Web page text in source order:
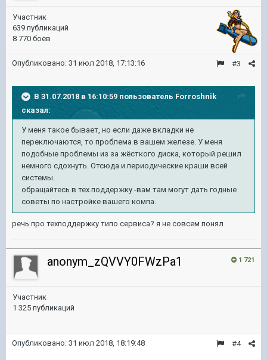
Участник
639 публикаций
8 770 боёв
#3
Опубликовано: 31 июл 2018, 17:13:16
В 31.07.2018 в 16:10:59 пользователь Forroshnik
сказал:
У меня такое бывает, но если даже вкладки не
переключаются, то проблема в вашем железе. У меня
подобные проблемы из за жёсткого диска, который решил
немного сдохнуть. Отсюда и периодические краши всей
системы.
обращайтесь в тех.поддержку -вам там могут дать годные
советы по настройке вашего компа.
речь про техподдержку типо сервиса? я не совсем понял
1 721
anonym_zQVVY0FWzPa1
Участник
1 325 публикаций
#4
Опубликовано: 31 июл 2018, 18:19:48